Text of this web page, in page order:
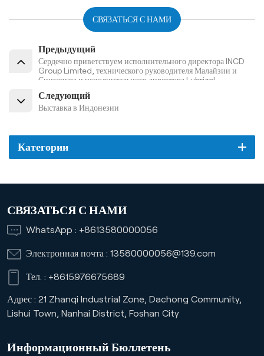
СВЯЗАТЬСЯ С НАМИ
Предыдущий
Сердечно приветствуем исполнительного директора lNCD
Group Limited, технического руководителя Малайзии и
Сингапура и исполнительного директора Lubrizol
Следующий
Выставка в Индонезии
Категории
СВЯЗАТЬСЯ С НАМИ
WhatsApp : +8613580000056
Электронная почта : 13580000056@139.com
Тел. : +8615976675689
Адрес : 21 Zhanqi Industrial Zone, Dachong Community,
Lishui Town, Nanhai District, Foshan City
Информационный Бюллетень